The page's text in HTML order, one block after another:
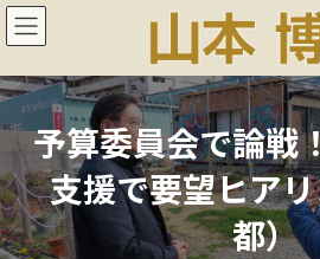
コ
ン
ン
ツ
へ
ス
キ
ッ
プ
ナ
ビ
ー
シ
ョ
ン
に
移
動
予算委員会で論戦
支援で要望ヒア
都）